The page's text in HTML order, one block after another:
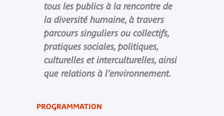
tous les publics à la rencontre de
la diversité humaine, à travers
parcours singuliers ou collectifs,
pratiques sociales, politiques,
culturelles et interculturelles, ainsi
que relations à l’environnement.
PROGRAMMATION